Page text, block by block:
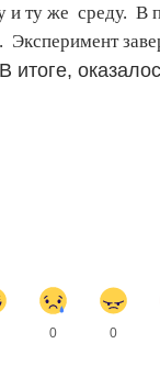
и ту же среду. В
0 0